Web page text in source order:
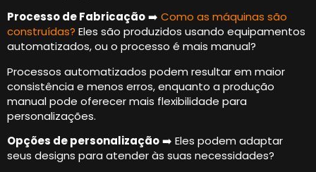
Processo de Fabricação➡️ Como as máquinas são
construídas? Eles são produzidos usando equipamentos
automatizados, ou o processo é mais manual?
Processos automatizados podem resultar em maior
consistência e menos erros, enquanto a produção
manual pode oferecer mais flexibilidade para
personalizações.
Opções de personalização➡️ Eles podem adaptar
seus designs para atender às suas necessidades?